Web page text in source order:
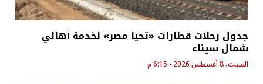
جدول رحلات قطارات «تحيا مصر» لخدمة أهالي
شمال سيناء
السبت، 8 أغسطس 2026 - 6:15 م